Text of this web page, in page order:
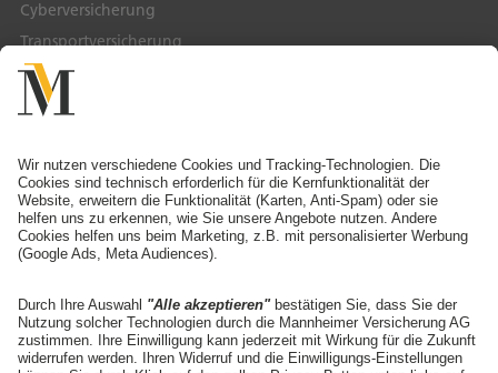
Cyberversicherung
Transportversicherung
Service & Kontakt
Ansprechpartner finden
Schaden melden
Adresse ändern
Die Mannheimer